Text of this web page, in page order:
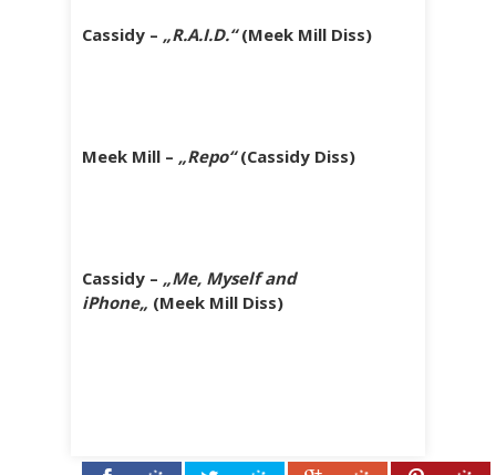
Cassidy – „R.A.I.D.“(Meek Mill Diss)
Meek Mill – „Repo“(Cassidy Diss)
Cassidy – „Me, Myself and
iPhone„ (Meek Mill Diss)